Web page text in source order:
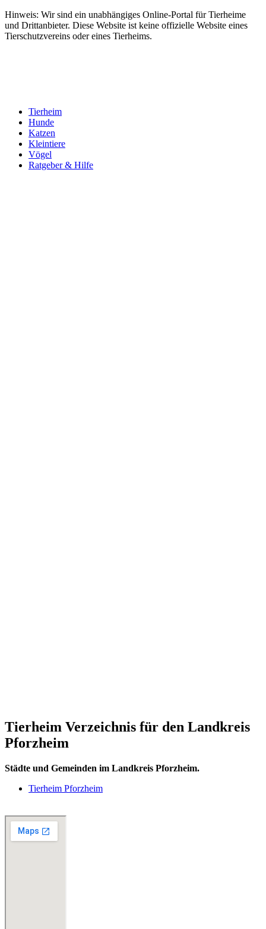
Hinweis: Wir sind ein unabhängiges Online-Portal für Tierheime
und Drittanbieter. Diese Website ist keine offizielle Website eines
Tierschutzvereins oder eines Tierheims.
Tierheim
Hunde
Katzen
Kleintiere
Vögel
Ratgeber & Hilfe
Tierheim Verzeichnis für den Landkreis
Pforzheim
Städte und Gemeinden im Landkreis Pforzheim.
Tierheim Pforzheim